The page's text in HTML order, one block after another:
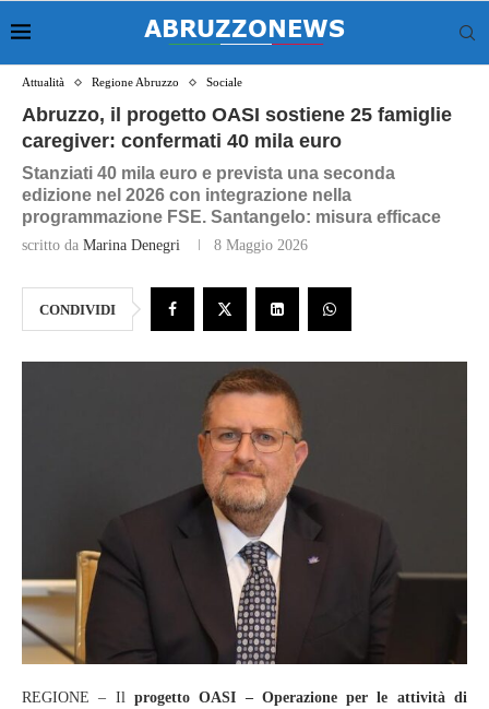
Attualità Regione Abruzzo Sociale
Abruzzo, il progetto OASI sostiene 25 famiglie
caregiver: confermati 40 mila euro
Stanziati 40 mila euro e prevista una seconda
edizione nel 2026 con integrazione nella
programmazione FSE. Santangelo: misura efficace
scritto da Marina Denegri 8 Maggio 2026
CONDIVIDI
REGIONE – Il progetto OASI – Operazione per le attività di